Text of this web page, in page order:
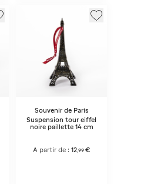
Souvenir de Paris
Suspension tour eiffel
noire paillette 14 cm
A partir de :12 ,99 €